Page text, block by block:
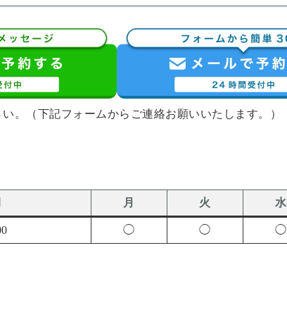
。（下記フォームからご連絡お願いいたします。）
月 火 水
◯ ◯ ◯